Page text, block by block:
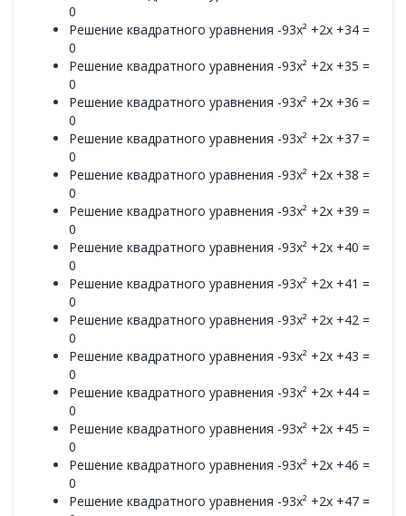
0
Решение квадратного уравнения -93x² +2x +34 =
0
Решение квадратного уравнения -93x² +2x +35 =
0
Решение квадратного уравнения -93x² +2x +36 =
0
Решение квадратного уравнения -93x² +2x +37 =
0
Решение квадратного уравнения -93x² +2x +38 =
0
Решение квадратного уравнения -93x² +2x +39 =
0
Решение квадратного уравнения -93x² +2x +40 =
0
Решение квадратного уравнения -93x² +2x +41 =
0
Решение квадратного уравнения -93x² +2x +42 =
0
Решение квадратного уравнения -93x² +2x +43 =
0
Решение квадратного уравнения -93x² +2x +44 =
0
Решение квадратного уравнения -93x² +2x +45 =
0
Решение квадратного уравнения -93x² +2x +46 =
0
Решение квадратного уравнения -93x² +2x +47 =